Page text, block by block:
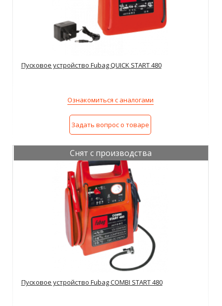
Пусковое устройство Fubag QUICK START 480
Ознакомиться с аналогами
Задать вопрос о товаре
Снят с производства
Пусковое устройство Fubag COMBI START 480